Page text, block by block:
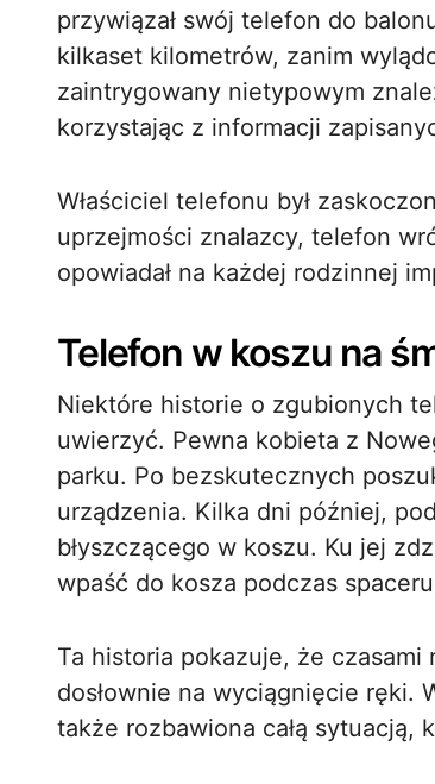
przywiązał swój telefon do
kilkaset kilometrów, zanim
zaintrygowany nietypowym
korzystając z informacji
Właściciel telefonu był
uprzejmości znalazcy, telefon
opowiadał na każdej rodzinnej
Telefon w koszu na
Niektóre historie o zgubionych
uwierzyć. Pewna kobieta z
parku. Po bezskutecznych
urządzenia. Kilka dni później,
błyszczącego w koszu. Ku jej
wpaść do kosza podczas
Ta historia pokazuje, że
dosłownie na wyciągnięcie ręki.
także rozbawiona całą sytuacją,